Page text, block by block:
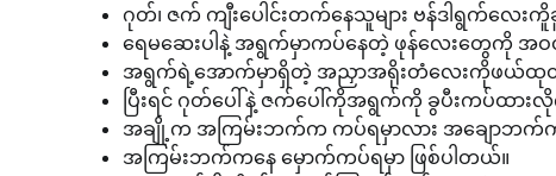
ဂုတ်၊ ဇက် ကျီးပေါင်းတက်နေသူများ ဗန်ဒါရွက်လေးကိူ
ရေမဆေးပါနဲ့ အရွက်မှာကပ်နေတဲ့ ဖုန်လေးတွေကို
အရွက်ရဲ့အောက်မှာရှိတဲ့ အညှာအရိုးတံလေးကိုဖယ်ထု
ပြီးရင် ဂုတ်ပေါ်နဲ့ ဇက်ပေါ်ကိုအရွက်ကို ခွပီးကပ်ထားလို
အချို့က အကြမ်းဘက်က ကပ်ရမှာလား အချောဘက်က
အကြမ်းဘက်ကနေ မှောက်ကပ်ရမှာ ဖြစ်ပါတယ်။